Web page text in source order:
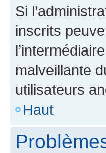
Si
inscrits
malveillante
utilisateurs
Haut